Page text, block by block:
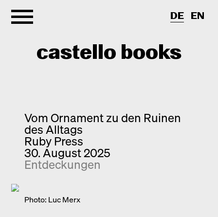
castello books
Kategorien
Interview
Kurznotizen
Neuerscheinungen
Entdeckungen
Newsletter
DE EN
Vom Ornament zu den Ruinen
des Alltags
Ruby Press
30. August 2025
Entdeckungen
Photo: Luc Merx